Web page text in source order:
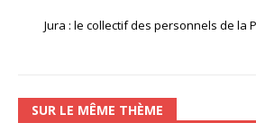
Jura : le collectif des personnels de la
SUR LE MÊME THÈME